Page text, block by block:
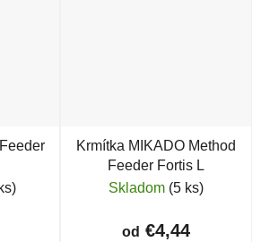
Krmítka MIKADO Method
Feeder Fortis L
Skladom (5 ks)
od €4,44